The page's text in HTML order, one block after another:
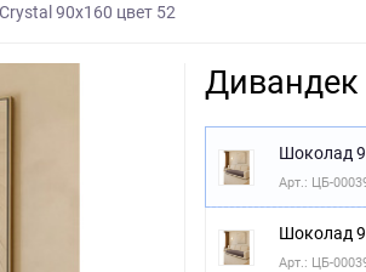
90х160 цвет 52
Дивандек
Шоколад
Арт.: ЦБ-
Шоколад
Арт.: ЦБ-